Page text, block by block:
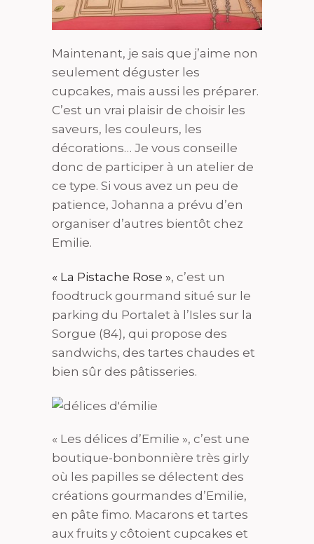
Maintenant, je sais que j’aime non
seulement déguster les
cupcakes, mais aussi les préparer.
C’est un vrai plaisir de choisir les
saveurs, les couleurs, les
décorations… Je vous conseille
donc de participer à un atelier de
ce type. Si vous avez un peu de
patience, Johanna a prévu d’en
organiser d’autres bientôt chez
Emilie.
« La Pistache Rose », c’est un
foodtruck gourmand situé sur le
parking du Portalet à l’Isles sur la
Sorgue (84), qui propose des
sandwichs, des tartes chaudes et
bien sûr des pâtisseries.
« Les délices d’Emilie », c’est une
boutique-bonbonnière très girly
où les papilles se délectent des
créations gourmandes d’Emilie,
en pâte fimo. Macarons et tartes
aux fruits y côtoient cupcakes et